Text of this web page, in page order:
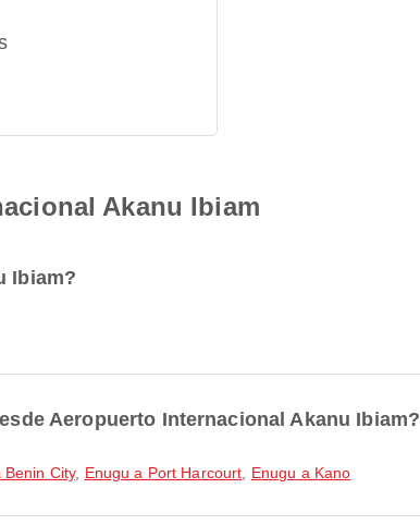
Akanu Ibiam
Ibiam?
Aeropuerto Internacional Akanu Ibiam?
Benin City, Enugu a Port Harcourt Enugu a Kano